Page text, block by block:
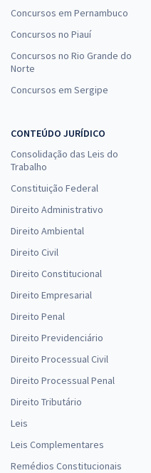
Concursos em Pernambuco
Concursos no Piauí
Concursos no Rio Grande do
Norte
Concursos em Sergipe
CONTEÚDO JURÍDICO
Consolidação das Leis do
Trabalho
Constituição Federal
Direito Administrativo
Direito Ambiental
Direito Civil
Direito Constitucional
Direito Empresarial
Direito Penal
Direito Previdenciário
Direito Processual Civil
Direito Processual Penal
Direito Tributário
Leis
Leis Complementares
Remédios Constitucionais